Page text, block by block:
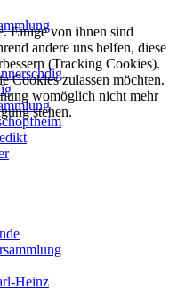
Heinz
Einige von ihnen sind
andere uns helfen, diese
(Tracking Cookies).
Cookies zulassen möchten.
womöglich nicht mehr
stehen.